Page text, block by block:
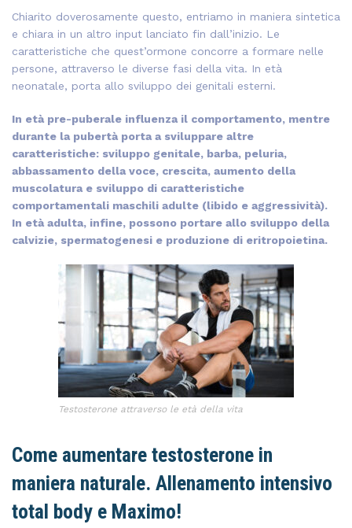
Chiarito doverosamente questo, entriamo in maniera sintetica
e chiara in un altro input lanciato fin dall’inizio. Le
caratteristiche che quest’ormone concorre a formare nelle
persone, attraverso le diverse fasi della vita. In età
neonatale, porta allo sviluppo dei genitali esterni.
In età pre-puberale influenza il comportamento, mentre
durante la pubertà porta a sviluppare altre
caratteristiche: sviluppo genitale, barba, peluria,
abbassamento della voce, crescita, aumento della
muscolatura e sviluppo di caratteristiche
comportamentali maschili adulte (libido e aggressività).
In età adulta, infine, possono portare allo sviluppo della
calvizie, spermatogenesi e produzione di eritropoietina.
Testosterone attraverso le età della vita
Come aumentare testosterone in
maniera naturale. Allenamento intensivo
total body e Maximo!